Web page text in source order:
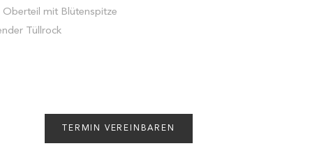
Oberteil mit Blütenspitze
Tüllrock
TERMIN VEREINBAREN